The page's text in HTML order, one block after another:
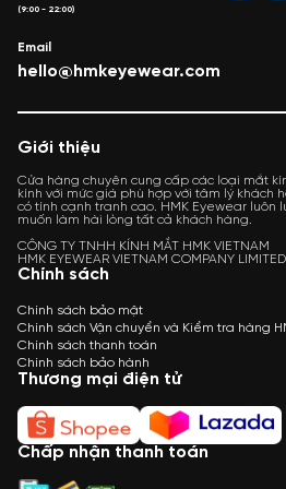
(9:00 - 22:00)
Email
hello@hmkeyewear.com
Giới thiệu
Cửa hàng chuyên cung cấp các loại mắt
kính với mức giá phù hợp với tâm lý khách
có tính cạnh tranh cao. HMK Eyewear luôn
muốn làm hài lòng tất cả khách hàng.
CÔNG TY TNHH KÍNH MẮT HMK VIETNAM
HMK EYEWEAR VIETNAM COMPANY LIMITED
Chính sách
Chính sách bảo mật
Chính sách Vận chuyển và Kiểm tra hàng
Chính sách thanh toán
Chính sách bảo hành
Thương mại điện tử
Chấp nhận thanh toán